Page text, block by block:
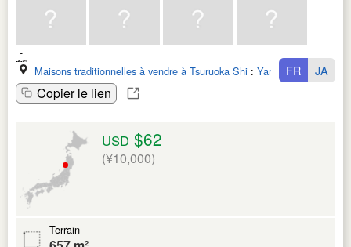
Maisons traditionnelles à vendre à Tsuruoka Shi : Yamagata Ken
Copier le lien
FR JA
USD $62
(¥10,000)
Terrain